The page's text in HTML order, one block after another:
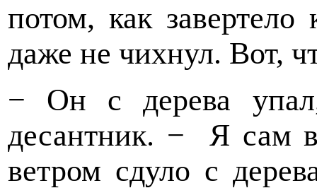
потом, как
даже не чихнул. Вот,
− Он с дерева
десантник. −
Я сам
ветром сдуло с